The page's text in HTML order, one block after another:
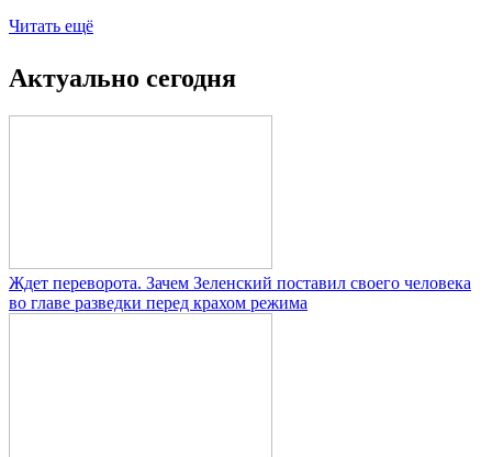
Читать ещё
Актуально сегодня
Ждет переворота. Зачем Зеленский поставил своего человека
во главе разведки перед крахом режима